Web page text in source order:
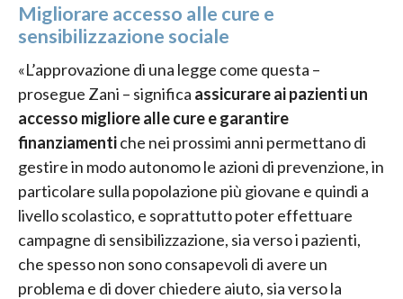
Migliorare accesso alle cure e
sensibilizzazione sociale
«L’approvazione di una legge come questa –
prosegue Zani – significa assicurare ai pazienti un
accesso migliore alle cure e garantire
finanziamentiche nei prossimi anni permettano di
gestire in modo autonomo le azioni di prevenzione, in
particolare sulla popolazione più giovane e quindi a
livello scolastico, e soprattutto poter effettuare
campagne di sensibilizzazione, sia verso i pazienti,
che spesso non sono consapevoli di avere un
problema e di dover chiedere aiuto, sia verso la